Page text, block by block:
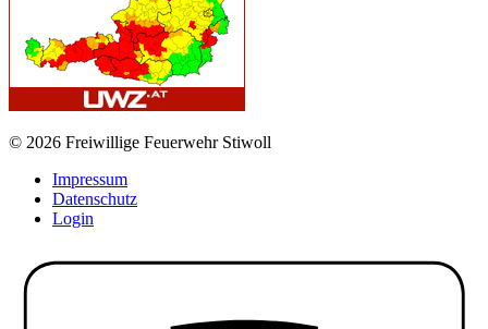
© 2026 Freiwillige Feuerwehr Stiwoll
Impressum
Datenschutz
Login